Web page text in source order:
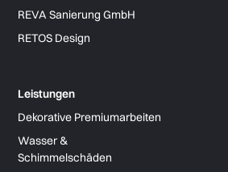
REVA Sanierung GmbH
RETOS Design
Leistungen
Dekorative Premiumarbeiten
Wasser &
Schimmelschäden